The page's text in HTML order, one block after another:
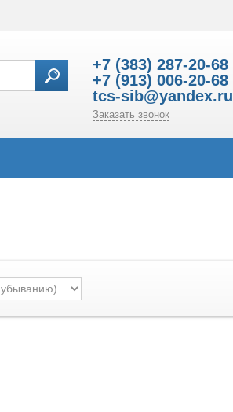
+7 (383) 287-20-68
+7 (913) 006-20-68
tcs-sib@yandex.ru
Заказать звонок